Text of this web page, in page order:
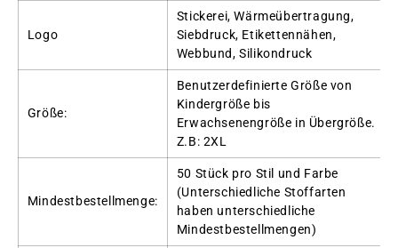
Logo
Stickerei, Wärmeübertragung,
Siebdruck, Etikettennähen,
Webbund, Silikondruck
Größe:
Benutzerdefinierte Größe von
Kindergröße bis
Erwachsenengröße in Übergröße.
Z.B: 2XL
Mindestbestellmenge:
50 Stück pro Stil und Farbe
(Unterschiedliche Stoffarten
haben unterschiedliche
Mindestbestellmengen)